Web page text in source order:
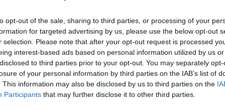
opt-out of the sale, sharing to third parties, or processing of your
for targeted advertising by us, please use the below opt-out
selection. Please note that after your opt-out request is processed
interest-based ads based on personal information utilized by us
to third parties prior to your opt-out. You may separately
of your personal information by third parties on the IAB’s list of
This information may also be disclosed by us to third parties on the
Participants that may further disclose it to other third parties.